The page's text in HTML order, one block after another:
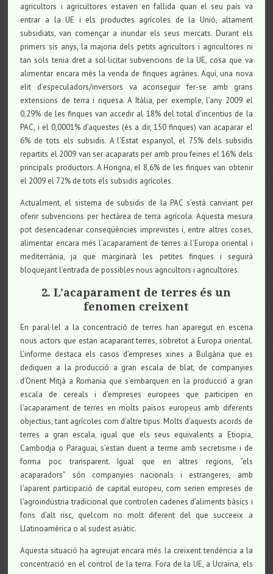
agricultors i agricultores estaven en fallida quan el seu país va
entrar a la UE i els productes agrícoles de la Unió, altament
subsidiats, van començar a inundar els seus mercats. Durant els
primers sis anys, la majoria dels petits agricultors i agricultores ni
tan sols tenia dret a sol·licitar subvencions de la UE, cosa que va
alimentar encara més la venda de finques agràries. Aquí, una nova
elit d’especuladors/inversors va aconseguir fer-se amb grans
extensions de terra i riquesa. A Itàlia, per exemple, l’any 2009 el
0,29% de les finques van accedir al 18% del total d’incentius de la
PAC, i el 0,0001% d’aquestes (és a dir, 150 finques) van acaparar el
6% de tots els subsidis. A l’Estat espanyol, el 75% dels subsidis
repartits el 2009 van ser acaparats per amb prou feines el 16% dels
principals productors. A Hongria, el 8,6% de les finques van obtenir
el 2009 el 72% de tots els subsidis agrícoles.
Actualment, el sistema de subsidis de la PAC s’està canviant per
oferir subvencions per hectàrea de terra agrícola. Aquesta mesura
pot desencadenar conseqüències imprevistes i, entre altres coses,
alimentar encara més l’acaparament de terres a l’Europa oriental i
mediterrània, ja que marginarà les petites finques i seguirà
bloquejant l’entrada de possibles nous agricultors i agricultores.
2. L’acaparament de terres és un
fenomen creixent
En paral·lel a la concentració de terres han aparegut en escena
nous actors que estan acaparant terres, sobretot a Europa oriental.
L’informe destaca els casos d’empreses xines a Bulgària que es
dediquen a la producció a gran escala de blat, de companyies
d’Orient Mitjà a Romania que s’embarquen en la producció a gran
escala de cereals i d’empreses europees que participen en
l’acaparament de terres en molts països europeus amb diferents
objectius, tant agrícoles com d’altre tipus. Molts d’aquests acords de
terres a gran escala, igual que els seus equivalents a Etiopia,
Cambodja o Paraguai, s’estan duent a terme amb secretisme i de
forma poc transparent. Igual que en altres regions, “els
acaparadors” són companyies nacionals i estrangeres, amb
l’aparent participació de capital europeu, com serien empreses de
l’agroindústria tradicional que controlen cadenes d’aliments bàsics i
fons d’alt risc, quelcom no molt diferent del que succeeix a
Llatinoamèrica o al sudest asiàtic.
Aquesta situació ha agreujat encara més la creixent tendència a la
concentració en el control de la terra. Fora de la UE, a Ucraïna, els